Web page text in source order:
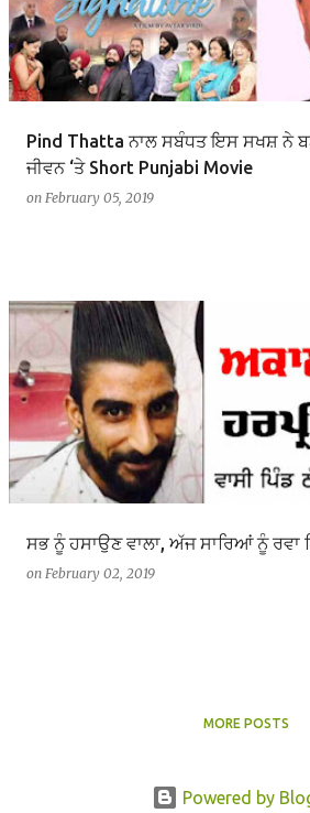
Pind Thatta ਨਾਲ ਸਬੰਧਤ ਇਸ ਸਖਸ਼ ਨੇ
ਜੀਵਨ ‘ਤੇ Short Punjabi Movie
on February 05, 2019
ਸਭ ਨੂੰ ਹਸਾਉਣ ਵਾਲਾ, ਅੱਜ ਸਾਰਿਆਂ ਨੂੰ
on February 02, 2019
MORE POSTS
Powered by